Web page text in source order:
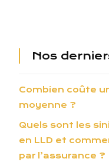
Nos
Combien coûte
moyenne ?
Quels sont les
en LLD et
par l’assurance ?